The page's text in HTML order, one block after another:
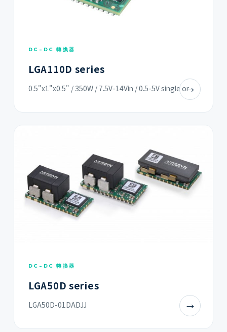
DC-DC 轉換器
LGA110D series
0.5"x1"x0.5" / 350W / 7.5V-14Vin / 0.5-5V single or→
DC-DC 轉換器
LGA50D series
LGA50D-01DADJJ →